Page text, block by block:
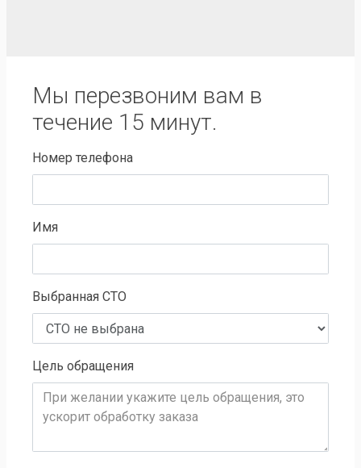
Мы перезвоним вам в
течение 15 минут.
Номер телефона
Имя
Выбранная СТО
Цель обращения